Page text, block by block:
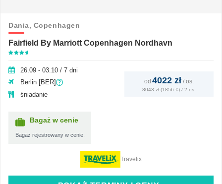
Dania, Copenhagen
Fairfield By Marriott Copenhagen Nordhavn
26.09 - 03.10 / 7 dni
Berlin [BER]
śniadanie
Bagaż w cenie
Bagaż rejestrowany w cenie.
od 4022 zł / os.
8043 zł (1856 €) / 2 os.
Travelix